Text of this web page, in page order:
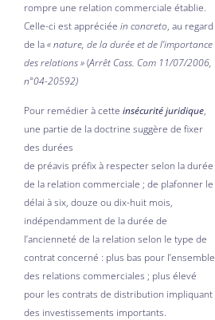
rompre une relation commerciale établie.
Celle-ci est appréciée in concreto , au regard
de la « nature, de la durée et de l’importance
des relations » (Arrêt Cass. Com 11/07/2006,
n°04-20592)
Pour remédier à cette insécurité juridique
une partie de la doctrine suggère de fixer
des durées
de préavis préfix à respecter selon la durée
de la relation commerciale ; de plafonner le
délai à six, douze ou dix-huit mois,
indépendamment de la durée de
l’ancienneté de la relation selon le type de
contrat concerné : plus bas pour l’ensemble
des relations commerciales ; plus élevé
pour les contrats de distribution impliquant
des investissements importants.